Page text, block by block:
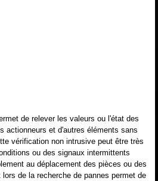
de relever les valeurs ou l'état des
actionneurs et d'autres éléments sans
vérification non intrusive peut être très
ou des signaux intermittents
au déplacement des pièces ou des
de la recherche de pannes permet de